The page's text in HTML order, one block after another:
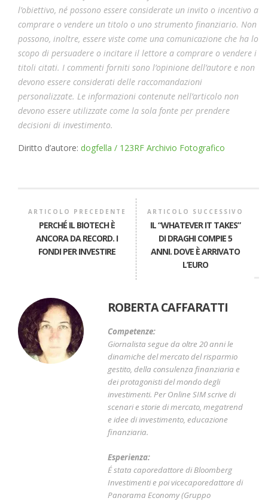
l’obiettivo, né possono essere considerate un invito o incentivo a
comprare o vendere un titolo o uno strumento finanziario. Non
possono, inoltre, essere viste come una comunicazione che ha lo
scopo di persuadere o incitare il lettore a comprare o vendere i
titoli citati. I commenti forniti sono l’opinione dell’autore e non
devono essere considerati delle raccomandazioni
personalizzate. Le informazioni contenute nell’articolo non
devono essere utilizzate come la sola fonte per prendere
decisioni di investimento.
Diritto d’autore: dogfella / 123RF Archivio Fotografico
ARTICOLO PRECEDENTE
PERCHÉ IL BIOTECH È
ANCORA DA RECORD. I
FONDI PER INVESTIRE
ARTICOLO SUCCESSIVO
IL “WHATEVER IT TAKES”
DI DRAGHI COMPIE 5
ANNI. DOVE È ARRIVATO
L’EURO
ROBERTA CAFFARATTI
Competenze:
Giornalista segue da oltre 20 anni le
dinamiche del mercato del risparmio
gestito, della consulenza finanziaria e
dei protagonisti del mondo degli
investimenti. Per Online SIM scrive di
scenari e storie di mercato, megatrend
e idee di investimento, educazione
finanziaria.
Esperienza:
É stata caporedattore di Bloomberg
Investimenti e poi vicecaporedattore di
Panorama Economy (Gruppo